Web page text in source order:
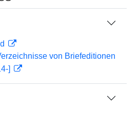
von Briefeditionen
]